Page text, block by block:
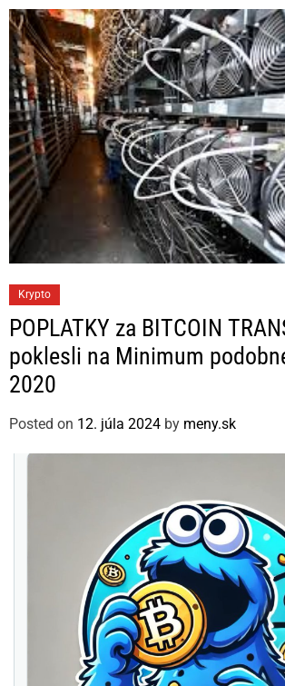
r
e
s
a
t
e
g
r
Krypto
POPLATKY za BITCOIN
poklesli na Minimum
2020
Posted on 12. júla 2024 by meny.sk